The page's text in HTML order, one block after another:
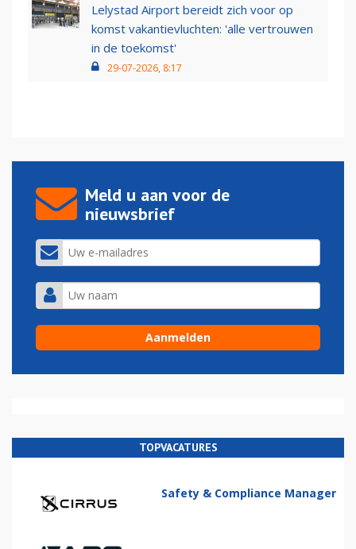
Lelystad Airport bereidt zich voor op
komst vakantievluchten: 'alle vertrouwen
in de toekomst'
29-07-2026, 8:17
Meld u aan voor de
nieuwsbrief
TOPVACATURES
Safety & Compliance Manager